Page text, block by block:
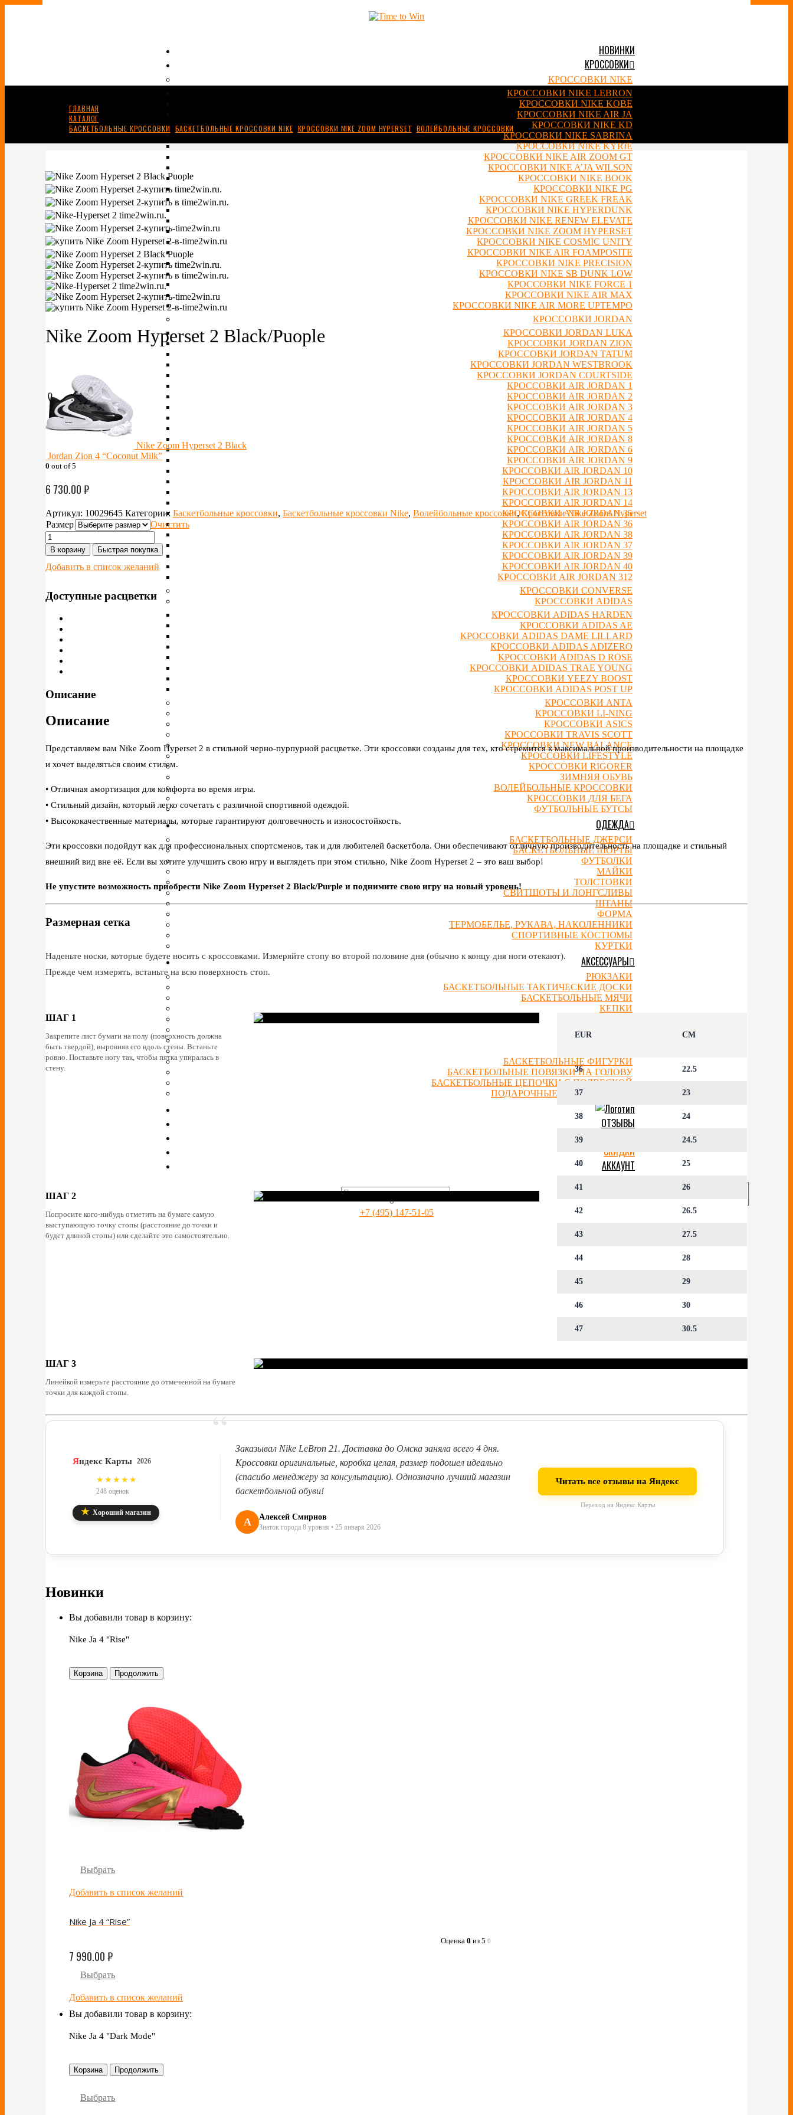
НОВИНКИ
КРОССОВКИ
КРОССОВКИ NIKE
КРОССОВКИ NIKE LEBRON
КРОССОВКИ NIKE KOBE
КРОССОВКИ NIKE AIR JA
КРОССОВКИ NIKE KD
КРОССОВКИ NIKE SABRINA
КРОССОВКИ NIKE KYRIE
КРОССОВКИ NIKE AIR ZOOM GT
КРОССОВКИ NIKE A’JA WILSON
КРОССОВКИ NIKE BOOK
КРОССОВКИ NIKE PG
КРОССОВКИ NIKE GREEK FREAK
КРОССОВКИ NIKE HYPERDUNK
КРОССОВКИ NIKE RENEW ELEVATE
КРОССОВКИ NIKE ZOOM HYPERSET
КРОССОВКИ NIKE COSMIC UNITY
КРОССОВКИ NIKE AIR FOAMPOSITE
КРОССОВКИ NIKE PRECISION
КРОССОВКИ NIKE SB DUNK LOW
КРОССОВКИ NIKE FORCE 1
КРОССОВКИ NIKE AIR MAX
КРОССОВКИ NIKE AIR MORE UPTEMPO
КРОССОВКИ JORDAN
КРОССОВКИ JORDAN LUKA
КРОССОВКИ JORDAN ZION
КРОССОВКИ JORDAN TATUM
КРОССОВКИ JORDAN WESTBROOK
КРОССОВКИ JORDAN COURTSIDE
КРОССОВКИ AIR JORDAN 1
КРОССОВКИ AIR JORDAN 2
КРОССОВКИ AIR JORDAN 3
КРОССОВКИ AIR JORDAN 4
КРОССОВКИ AIR JORDAN 5
КРОССОВКИ AIR JORDAN 8
КРОССОВКИ AIR JORDAN 6
КРОССОВКИ AIR JORDAN 9
КРОССОВКИ AIR JORDAN 10
КРОССОВКИ AIR JORDAN 11
КРОССОВКИ AIR JORDAN 13
КРОССОВКИ AIR JORDAN 14
КРОССОВКИ AIR JORDAN 35
КРОССОВКИ AIR JORDAN 36
КРОССОВКИ AIR JORDAN 38
КРОССОВКИ AIR JORDAN 37
КРОССОВКИ AIR JORDAN 39
КРОССОВКИ AIR JORDAN 40
КРОССОВКИ AIR JORDAN 312
КРОССОВКИ CONVERSE
КРОССОВКИ ADIDAS
КРОССОВКИ ADIDAS HARDEN
КРОССОВКИ ADIDAS AE
КРОССОВКИ ADIDAS DAME LILLARD
КРОССОВКИ ADIDAS ADIZERO
КРОССОВКИ ADIDAS D ROSE
КРОССОВКИ ADIDAS TRAE YOUNG
КРОССОВКИ YEEZY BOOST
КРОССОВКИ ADIDAS POST UP
КРОССОВКИ ANTA
КРОССОВКИ LI-NING
КРОССОВКИ ASICS
КРОССОВКИ TRAVIS SCOTT
КРОССОВКИ NEW BALANCE
КРОССОВКИ LIFESTYLE
КРОССОВКИ RIGORER
ЗИМНЯЯ ОБУВЬ
ВОЛЕЙБОЛЬНЫЕ КРОССОВКИ
КРОССОВКИ ДЛЯ БЕГА
ФУТБОЛЬНЫЕ БУТСЫ
ОДЕЖДА
БАСКЕТБОЛЬНЫЕ ДЖЕРСИ
БАСКЕТБОЛЬНЫЕ ШОРТЫ
ФУТБОЛКИ
МАЙКИ
ТОЛСТОВКИ
СВИТШОТЫ И ЛОНГСЛИВЫ
ШТАНЫ
ФОРМА
ТЕРМОБЕЛЬЕ, РУКАВА, НАКОЛЕННИКИ
СПОРТИВНЫЕ КОСТЮМЫ
КУРТКИ
АКСЕССУАРЫ
РЮКЗАКИ
БАСКЕТБОЛЬНЫЕ ТАКТИЧЕСКИЕ ДОСКИ
БАСКЕТБОЛЬНЫЕ МЯЧИ
КЕПКИ
СЛАНЦЫ
БАСКЕТБОЛЬНЫЕ ФИГУРКИ
БАСКЕТБОЛЬНЫЕ ПОВЯЗКИ НА ГОЛОВУ
БАСКЕТБОЛЬНЫЕ ЦЕПОЧКИ С ПОДВЕСКОЙ
ПОДАРОЧНЫЕ СЕРТИФИКАТЫ
ОТЗЫВЫ
СКИДКИ
АККАУНТ
0
+7 (495) 147-51-05
ГЛАВНАЯ
КАТАЛОГ
БАСКЕТБОЛЬНЫЕ КРОССОВКИ БАСКЕТБОЛЬНЫЕ КРОССОВКИ NIKE КРОССОВКИ NIKE ZOOM HYPERSET ВОЛЕЙБОЛЬНЫЕ КРОССОВКИ
Nike Zoom Hyperset 2 Black/Puople
Nike Zoom Hyperset 2 Black
Jordan Zion 4 “Coconut Milk”
0 out of 5
6 730.00₽
Артикул: 10029645 Категории: Баскетбольные кроссовки, Баскетбольные кроссовки Nike, Волейбольные кроссовки,Кроссовки Nike Zoom Hyperset
Размер
Очистить
В корзину Быстрая покупка
Добавить в список желаний
Доступные расцветки
Описание
Описание
Представляем вам Nike Zoom Hyperset 2 в стильной черно-пурпурной расцветке. Эти кроссовки созданы для тех, кто стремится к максимальной производительности на площадке
и хочет выделяться своим стилем.
• Отличная амортизация для комфорта во время игры.
• Стильный дизайн, который легко сочетать с различной спортивной одеждой.
• Высококачественные материалы, которые гарантируют долговечность и износостойкость.
Эти кроссовки подойдут как для профессиональных спортсменов, так и для любителей баскетбола. Они обеспечивают отличную производительность на площадке и стильный
внешний вид вне её. Если вы хотите улучшить свою игру и выглядеть при этом стильно, Nike Zoom Hyperset 2 – это ваш выбор!
Не упустите возможность приобрести Nike Zoom Hyperset 2 Black/Purple и поднимите свою игру на новый уровень!
Размерная сетка
Наденьте носки, которые будете носить с кроссовками. Измеряйте стопу во второй половине дня (обычно к концу дня ноги отекают).
Прежде чем измерять, встаньте на всю поверхность стоп.
ШАГ 1
Закрепите лист бумаги на полу (поверхность должна
быть твердой), выровняв его вдоль стены. Встаньте
ровно. Поставьте ногу так, чтобы пятка упиралась в
стену.
EUR CM
36 22.5
37 23
38 24
39 24.5
40 25
41 26
42 26.5
43 27.5
44 28
45 29
46 30
47 30.5
ШАГ 2
Попросите кого-нибудь отметить на бумаге самую
выступающую точку стопы (расстояние до точки и
будет длиной стопы) или сделайте это самостоятельно.
ШАГ 3
Линейкой измерьте расстояние до отмеченной на бумаге
точки для каждой стопы.
Яндекс Карты 2026
★★★★★
248 оценок
★ Хороший магазин
“
Заказывал Nike LeBron 21. Доставка до Омска заняла всего 4 дня.
Кроссовки оригинальные, коробка целая, размер подошел идеально
(спасибо менеджеру за консультацию). Однозначно лучший магазин
баскетбольной обуви!
А Алексей Смирнов
Знаток города 8 уровня • 25 января 2026
Читать все отзывы на Яндекс
Переход на Яндекс.Карты
Новинки
Вы добавили товар в корзину:
Nike Ja 4 "Rise"
Корзина Продолжить
Выбрать
Добавить в список желаний
Nike Ja 4 “Rise”
Оценка 0 из 5 0
7 990.00₽
Выбрать
Добавить в список желаний
Вы добавили товар в корзину:
Nike Ja 4 "Dark Mode"
Корзина Продолжить
Выбрать